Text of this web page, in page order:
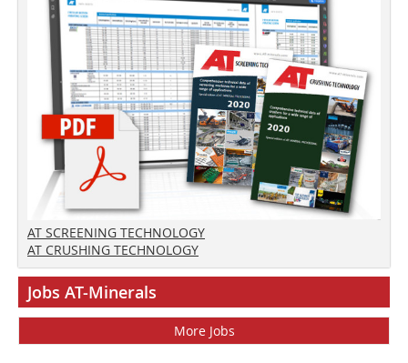
AT SCREENING TECHNOLOGY
AT CRUSHING TECHNOLOGY
Jobs AT-Minerals
More Jobs